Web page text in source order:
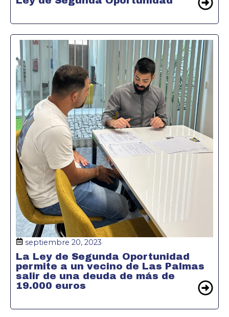
septiembre 20, 2023
La Ley de Segunda Oportunidad
permite a un vecino de Las Palmas
salir de una deuda de más de
19.000 euros